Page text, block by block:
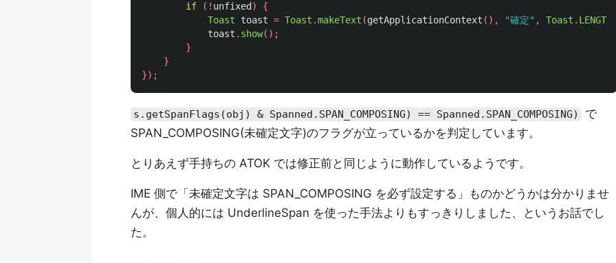
if
(! unfixed )
{
Toast
toast = Toast .makeText (getApplicationContext (), "確定" , Toast .
toast . show();
}
}
});
s.getSpanFlags(obj) & Spanned.SPAN_COMPOSING) == Spanned.SPAN_COMPOSING)
で
SPAN_COMPOSING(未確定文字)のフラグが立っているかを判定しています。
とりあえず手持ちの ATOK では修正前と同じように動作しているようです。
IME 側で「未確定文字は SPAN_COMPOSING を必ず設定する」ものかどうかは分かりませ
んが、個人的には UnderlineSpan を使った手法よりもすっきりしました、というお話でし
た。